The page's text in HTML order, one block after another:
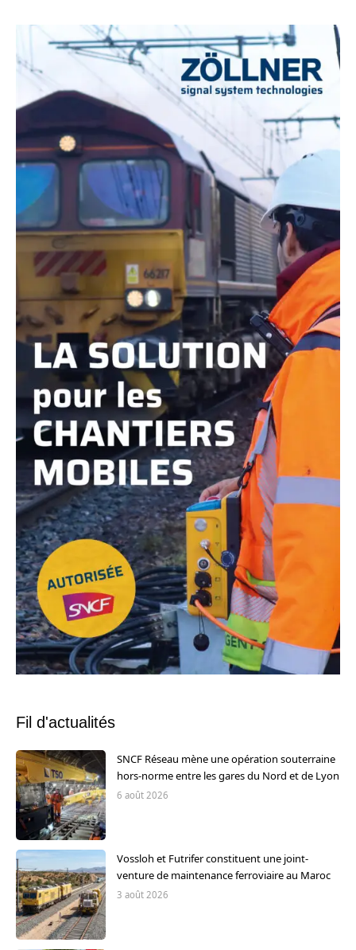
Fil d'actualités
SNCF Réseau mène une opération souterraine
hors-norme entre les gares du Nord et de Lyon
6 août 2026
Vossloh et Futrifer constituent une joint-
venture de maintenance ferroviaire au Maroc
3 août 2026